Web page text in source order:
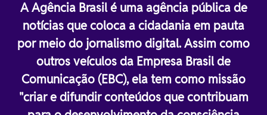
A Agência Brasil é uma agência pública de
notícias que coloca a cidadania em pauta
por meio do jornalismo digital. Assim como
outros veículos da Empresa Brasil de
Comunicação (EBC), ela tem como missão
"criar e difundir conteúdos que contribuam